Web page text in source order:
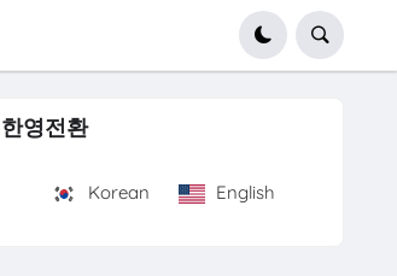
한영전환
Korean English